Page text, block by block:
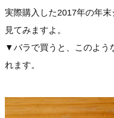
実際購入した2017年の年
見てみますよ。
▼バラで買うと、このよう
れます。